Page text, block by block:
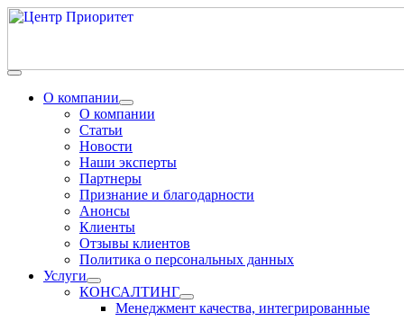
О компании
О компании
Статьи
Новости
Наши эксперты
Партнеры
Признание и благодарности
Анонсы
Клиенты
Отзывы клиентов
Политика о персональных данных
Услуги
КОНСАЛТИНГ
Менеджмент качества, интегрированные